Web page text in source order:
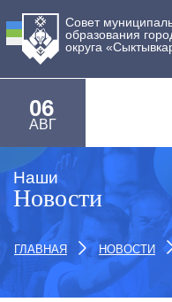
Совет
образования
округа
06
АВГ
Наши
Новости
ГЛАВНАЯ НОВОСТИ